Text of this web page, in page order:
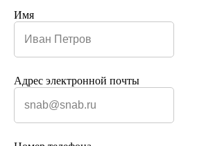
Имя
Адрес электронной почты